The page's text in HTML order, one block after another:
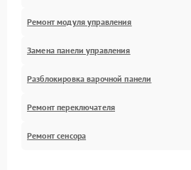
Ремонт модуля управления
Замена панели управления
Разблокировка варочной панели
Ремонт переключателя
Ремонт сенсора